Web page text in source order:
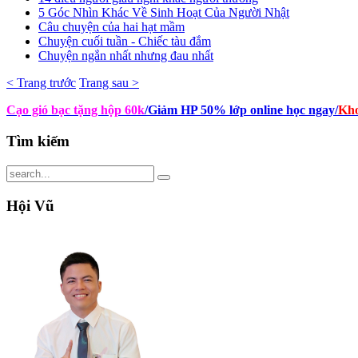
5 Góc Nhìn Khác Về Sinh Hoạt Của Người Nhật
Câu chuyện của hai hạt mầm
Chuyện cuối tuần - Chiếc tàu đắm
Chuyện ngắn nhất nhưng đau nhất
< Trang trước Trang sau >
Cạo gió bạc tặng hộp 60k/Giảm HP 50% lớp online học ngay/
Tìm kiếm
Hội Vũ